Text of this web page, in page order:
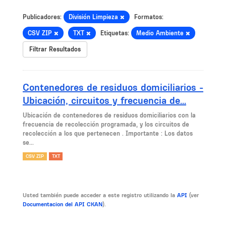
Publicadores: División Limpieza Formatos:
CSV ZIP TXT Etiquetas: Medio Ambiente
Filtrar Resultados
Contenedores de residuos domiciliarios -
Ubicación, circuitos y frecuencia de...
Ubicación de contenedores de residuos domiciliarios con la
frecuencia de recolección programada, y los circuitos de
recolección a los que pertenecen . Importante : Los datos
se...
CSV ZIP TXT
Usted también puede acceder a este registro utilizando la API (ver
Documentacion del API CKAN).